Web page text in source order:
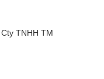
TNHH TM